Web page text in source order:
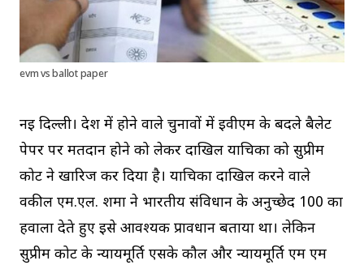
evm vs ballot paper
नई दिल्ली। देश में होने वाले चुनावों में ईवीएम के बदले बैलेट
पेपर पर मतदान होने को लेकर दाखिल याचिका को सुप्रीम
कोर्ट ने खारिज कर दिया है। याचिका दाखिल करने वाले
वकील एम.एल. शर्मा ने भारतीय संविधान के अनुच्छेद 100 का
हवाला देते हुए इसे आवश्यक प्रावधान बताया था। लेकिन
सुप्रीम कोर्ट के न्यायमूर्ति एसके कौल और न्यायमूर्ति एम एम